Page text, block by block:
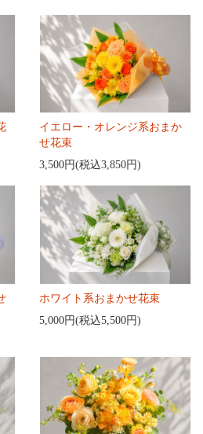
イエロー・オレンジ系おまか
せ花束
3,500円(税込3,850円)
ホワイト系おまかせ花束
5,000円(税込5,500円)